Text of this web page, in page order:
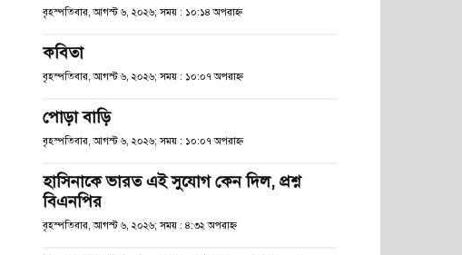
বৃহস্পতিবার, আগস্ট ৬, ২০২৬; সময় : ১০:১৪ অপরাহ্ণ
কবিতা
বৃহস্পতিবার, আগস্ট ৬, ২০২৬; সময় : ১০:০৭ অপরাহ্ণ
পোড়া বাড়ি
বৃহস্পতিবার, আগস্ট ৬, ২০২৬; সময় : ১০:০৭ অপরাহ্ণ
হাসিনাকে ভারত এই সুযোগ কেন দিল, প্রশ্ন
বিএনপির
বৃহস্পতিবার, আগস্ট ৬, ২০২৬; সময় : ৪:৩২ অপরাহ্ণ